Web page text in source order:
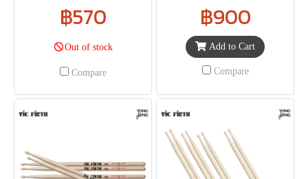
฿570
Out of stock
Compare
฿900
Add to Cart
Compare